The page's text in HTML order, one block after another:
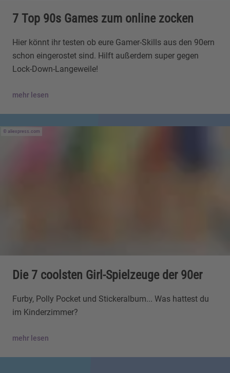
7 Top 90s Games zum online zocken
Hier könnt ihr testen ob eure Gamer-Skills aus den 90ern
schon eingerostet sind. Hilft außerdem super gegen
Lock-Down-Langeweile!
mehr lesen
aliexpress.com
Die 7 coolsten Girl-Spielzeuge der 90er
Furby, Polly Pocket und Stickeralbum... Was hattest du
im Kinderzimmer?
mehr lesen